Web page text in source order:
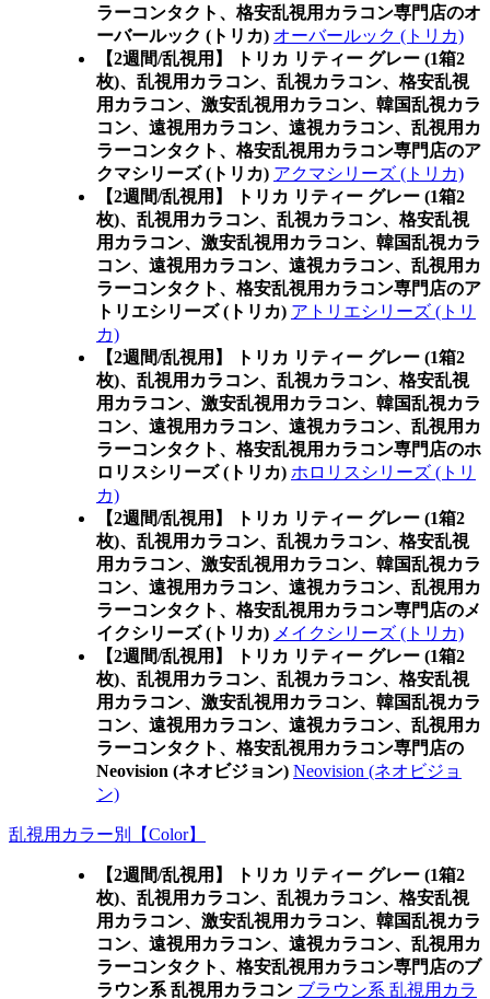
ラーコンタクト、格安乱視用カラコン専門店のオ
ーバールック (トリカ) オーバールック (トリカ)
【2週間/乱視用】 トリカ リティー グレー (1箱2
枚)、乱視用カラコン、乱視カラコン、格安乱視
用カラコン、激安乱視用カラコン、韓国乱視カラ
コン、遠視用カラコン、遠視カラコン、乱視用カ
ラーコンタクト、格安乱視用カラコン専門店のア
クマシリーズ (トリカ) アクマシリーズ (トリカ)
【2週間/乱視用】 トリカ リティー グレー (1箱2
枚)、乱視用カラコン、乱視カラコン、格安乱視
用カラコン、激安乱視用カラコン、韓国乱視カラ
コン、遠視用カラコン、遠視カラコン、乱視用カ
ラーコンタクト、格安乱視用カラコン専門店のア
トリエシリーズ (トリカ) アトリエシリーズ (トリ
カ)
【2週間/乱視用】 トリカ リティー グレー (1箱2
枚)、乱視用カラコン、乱視カラコン、格安乱視
用カラコン、激安乱視用カラコン、韓国乱視カラ
コン、遠視用カラコン、遠視カラコン、乱視用カ
ラーコンタクト、格安乱視用カラコン専門店のホ
ロリスシリーズ (トリカ) ホロリスシリーズ (トリ
カ)
【2週間/乱視用】 トリカ リティー グレー (1箱2
枚)、乱視用カラコン、乱視カラコン、格安乱視
用カラコン、激安乱視用カラコン、韓国乱視カラ
コン、遠視用カラコン、遠視カラコン、乱視用カ
ラーコンタクト、格安乱視用カラコン専門店のメ
イクシリーズ (トリカ) メイクシリーズ (トリカ)
【2週間/乱視用】 トリカ リティー グレー (1箱2
枚)、乱視用カラコン、乱視カラコン、格安乱視
用カラコン、激安乱視用カラコン、韓国乱視カラ
コン、遠視用カラコン、遠視カラコン、乱視用カ
ラーコンタクト、格安乱視用カラコン専門店の
Neovision (ネオビジョン) Neovision (ネオビジョ
ン)
乱視用カラー別【Color】
【2週間/乱視用】 トリカ リティー グレー (1箱2
枚)、乱視用カラコン、乱視カラコン、格安乱視
用カラコン、激安乱視用カラコン、韓国乱視カラ
コン、遠視用カラコン、遠視カラコン、乱視用カ
ラーコンタクト、格安乱視用カラコン専門店のブ
ラウン系 乱視用カラコン ブラウン系 乱視用カラ